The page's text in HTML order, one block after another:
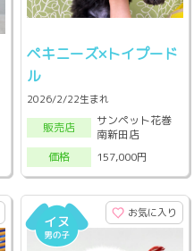
ペキニーズ×トイプード
ル
2026/2/22生まれ
販売店
サンペット花巻
南新田店
価格
157,000円
お気に入り